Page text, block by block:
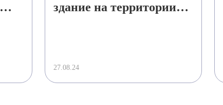
здание на территории
27.08.24